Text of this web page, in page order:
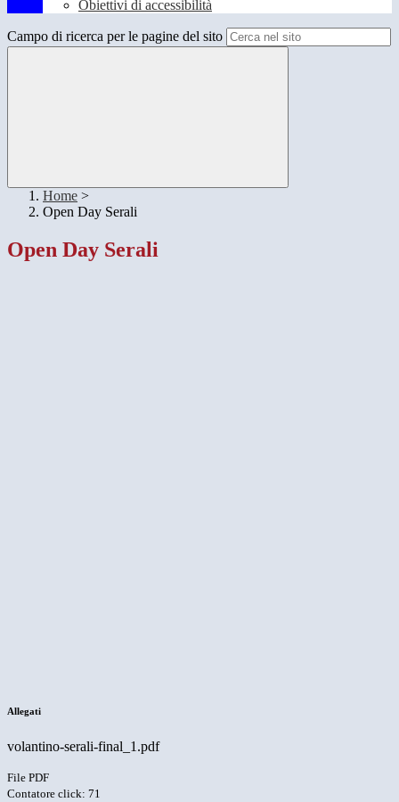
Obiettivi di accessibilità
Campo di ricerca per le pagine del sito
Home >
Open Day Serali
Open Day Serali
Allegati
volantino-serali-final_1.pdf
File PDF
Contatore click: 71